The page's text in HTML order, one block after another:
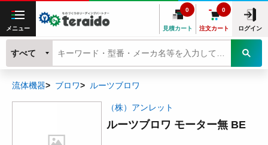
メニュー 見積カート
0
注文カート
0
ログイン
すべて
流体機器 ブロワ ルーツブロワ
（株）アンレット
ルーツブロワ モーター無 BE